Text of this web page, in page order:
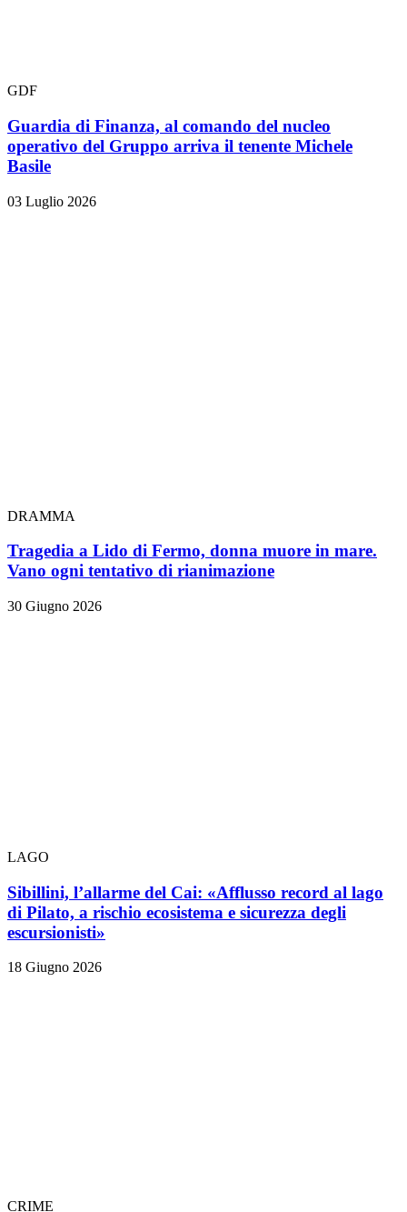
GDF
Guardia di Finanza, al comando del nucleo
operativo del Gruppo arriva il tenente Michele
Basile
03 Luglio 2026
DRAMMA
Tragedia a Lido di Fermo, donna muore in mare.
Vano ogni tentativo di rianimazione
30 Giugno 2026
LAGO
Sibillini, l’allarme del Cai: «Afflusso record al lago
di Pilato, a rischio ecosistema e sicurezza degli
escursionisti»
18 Giugno 2026
CRIME